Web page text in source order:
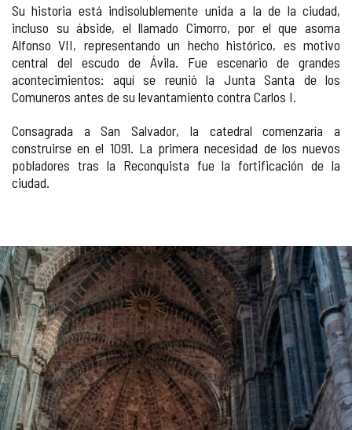
Su historia está indisolublemente unida a la de la ciudad,
incluso su ábside, el llamado Cimorro, por el que asoma
Alfonso VII, representando un hecho histórico, es motivo
central del escudo de Ávila. Fue escenario de grandes
acontecimientos: aquí se reunió la Junta Santa de los
Comuneros antes de su levantamiento contra Carlos I.
Consagrada a San Salvador, la catedral comenzaría a
construirse en el 1091. La primera necesidad de los nuevos
pobladores tras la Reconquista fue la fortificación de la
ciudad.
GALERÍA
DE
IMÁGENES
Número
de
diapositivas:
3